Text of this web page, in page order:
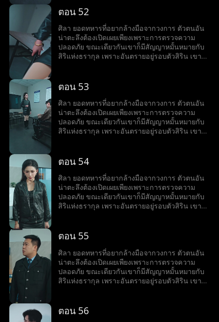
อุปสรรคได้ทุกครั้ง
ตอน 52
ศิลา ยอดทหารที่อยากล้างมือจากวงการ ตัวตนอัน
น่าตะลึงต้องเปิดเผยเพียงเพราะการตรวจความ
ปลอดภัย ขณะเดียวกันเขาก็มีสัญญาหมั้นหมายกับ
สิริแห่งธรากุล เพราะอันตรายอยู่รอบตัวสิริน เขาจึง
อุปสรรคได้ทุกครั้ง
ตอน 53
ศิลา ยอดทหารที่อยากล้างมือจากวงการ ตัวตนอัน
น่าตะลึงต้องเปิดเผยเพียงเพราะการตรวจความ
ปลอดภัย ขณะเดียวกันเขาก็มีสัญญาหมั้นหมายกับ
สิริแห่งธรากุล เพราะอันตรายอยู่รอบตัวสิริน เขาจึง
อุปสรรคได้ทุกครั้ง
ตอน 54
ศิลา ยอดทหารที่อยากล้างมือจากวงการ ตัวตนอัน
น่าตะลึงต้องเปิดเผยเพียงเพราะการตรวจความ
ปลอดภัย ขณะเดียวกันเขาก็มีสัญญาหมั้นหมายกับ
สิริแห่งธรากุล เพราะอันตรายอยู่รอบตัวสิริน เขาจึง
อุปสรรคได้ทุกครั้ง
ตอน 55
ศิลา ยอดทหารที่อยากล้างมือจากวงการ ตัวตนอัน
น่าตะลึงต้องเปิดเผยเพียงเพราะการตรวจความ
ปลอดภัย ขณะเดียวกันเขาก็มีสัญญาหมั้นหมายกับ
สิริแห่งธรากุล เพราะอันตรายอยู่รอบตัวสิริน เขาจึง
อุปสรรคได้ทุกครั้ง
ตอน 56